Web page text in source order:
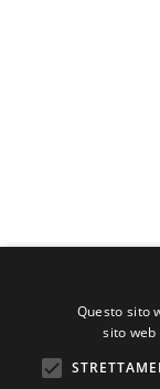
Questo sito
sito